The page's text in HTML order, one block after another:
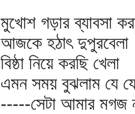
মুখোশ গড়ার ব্যাবসা
আজকে হঠাৎ দুপুরবেলা
বিষ্ঠা নিয়ে করছি খেলা
এমন সময় বুঝলাম যে
-----সেটা আমার মগজ